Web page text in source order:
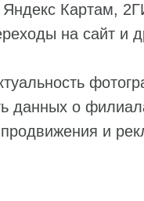
Яндекс Картам,
на сайт и
данных о
и